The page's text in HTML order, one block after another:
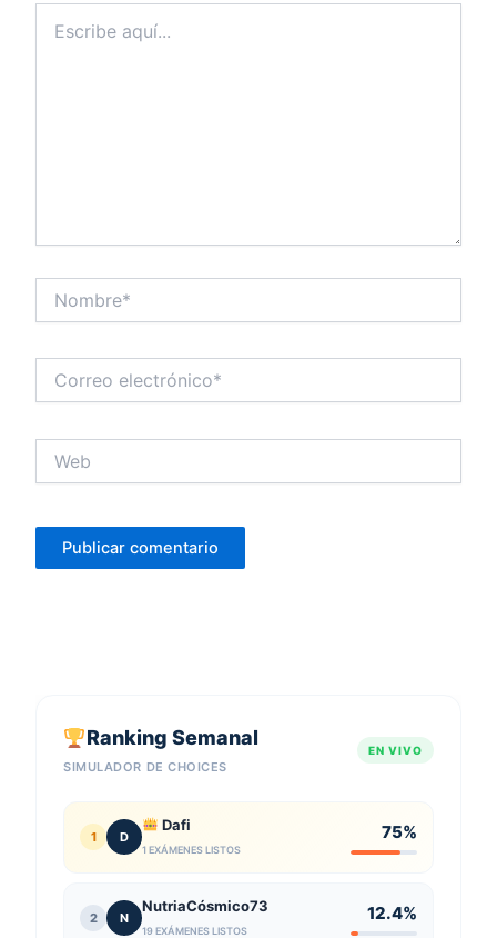
aquí...
electrónico*
Ranking Semanal
SIMULADOR DE CHOICES
EN VIVO
1 D
Dafi
1 EXÁMENES LISTOS
75%
2 N
NutriaCósmico73
19 EXÁMENES LISTOS
12.4%